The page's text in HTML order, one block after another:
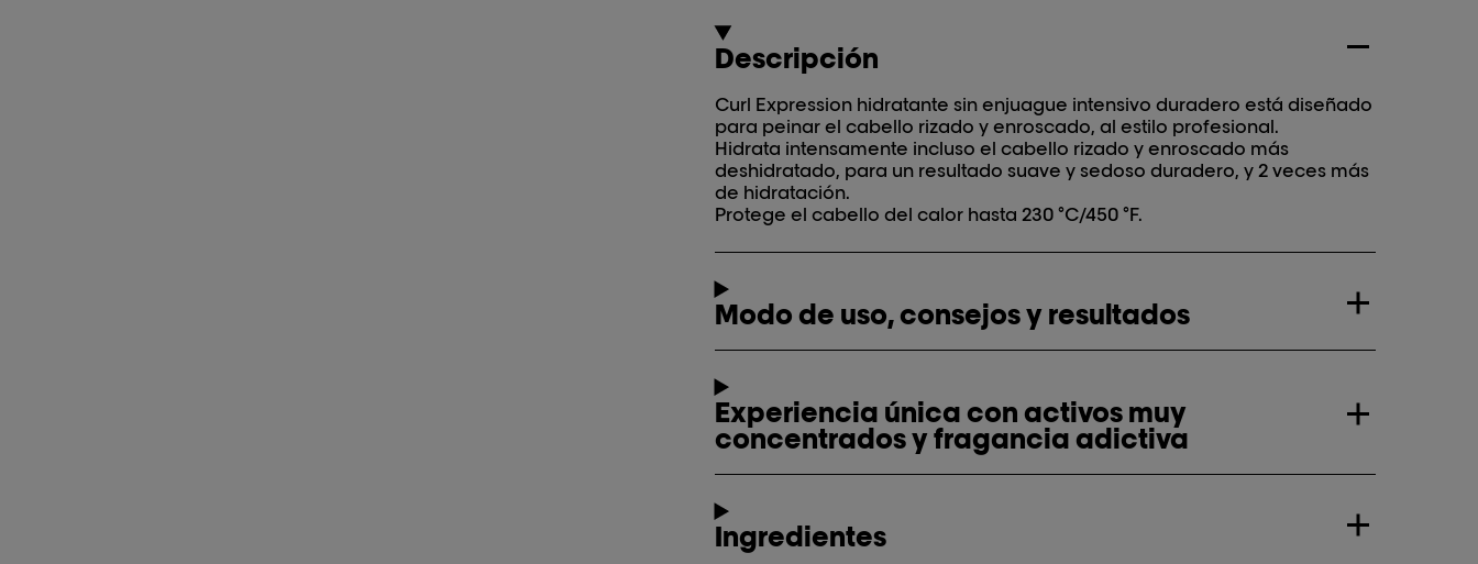
Descripción
Curl Expression hidratante sin enjuague intensivo duradero está diseñado
para peinar el cabello rizado y enroscado, al estilo profesional.
Hidrata intensamente incluso el cabello rizado y enroscado más
deshidratado, para un resultado suave y sedoso duradero, y 2 veces más
de hidratación.
Protege el cabello del calor hasta 230 °C/450 °F.
Modo de uso, consejos y resultados
Experiencia única con activos muy
concentrados y fragancia adictiva
Ingredientes